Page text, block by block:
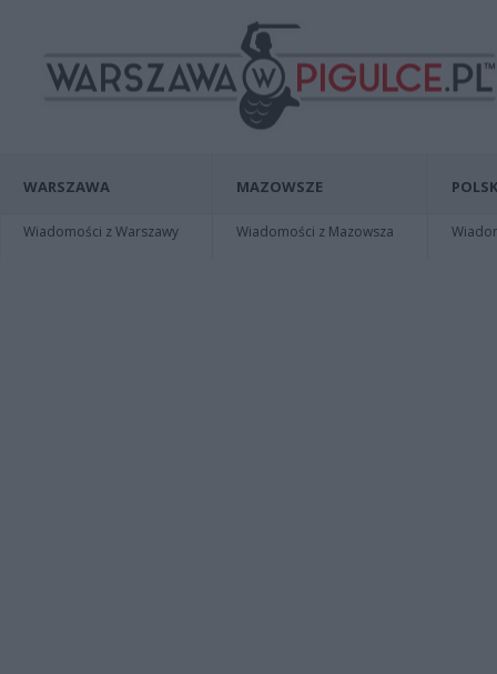
WARSZAWA
Wiadomości z Warszawy
MAZOWSZE
Wiadomości z Mazowsza